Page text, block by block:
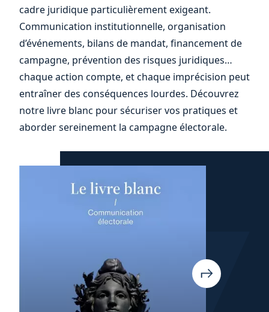
cadre juridique particulièrement exigeant.
Communication institutionnelle, organisation
d’événements, bilans de mandat, financement de
campagne, prévention des risques juridiques…
chaque action compte, et chaque imprécision peut
entraîner des conséquences lourdes. Découvrez
notre livre blanc pour sécuriser vos pratiques et
aborder sereinement la campagne électorale.